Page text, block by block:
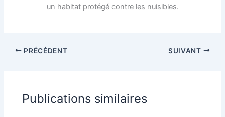
un habitat protégé contre les nuisibles.
PRÉCÉDENT SUIVANT
Publications similaires